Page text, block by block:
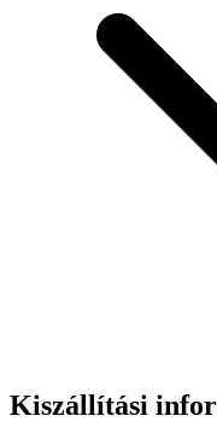
Kiszállítási